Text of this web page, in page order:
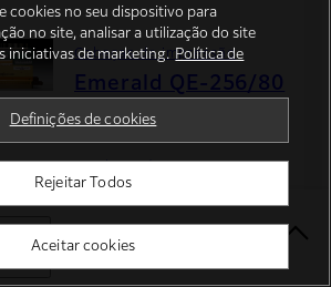
Cabeças de impressão
Emerald QE-256/80
AAA
Emerald QE-256 combina a
precisão do jato com a
de cinzentos.
cookies no seu dispositivo para
no site, analisar a utilização do site
iniciativas de marketing. Política de
Definições de cookies
Rejeitar Todos
Aceitar cookies